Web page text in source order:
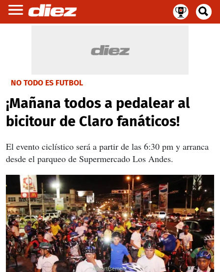
NO TODO ES FUTBOL
¡Mañana todos a pedalear al
bicitour de Claro fanáticos!
El evento ciclístico será a partir de las 6:30 pm y arranca
desde el parqueo de Supermercado Los Andes.
X
X